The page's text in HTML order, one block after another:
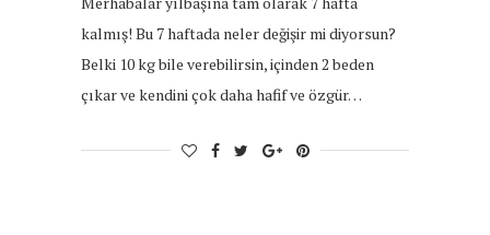
kalmış! Bu 7 haftada neler değişir mi diyorsun?
Belki 10 kg bile verebilirsin, içinden 2 beden
çıkar ve kendini çok daha hafif ve özgür…